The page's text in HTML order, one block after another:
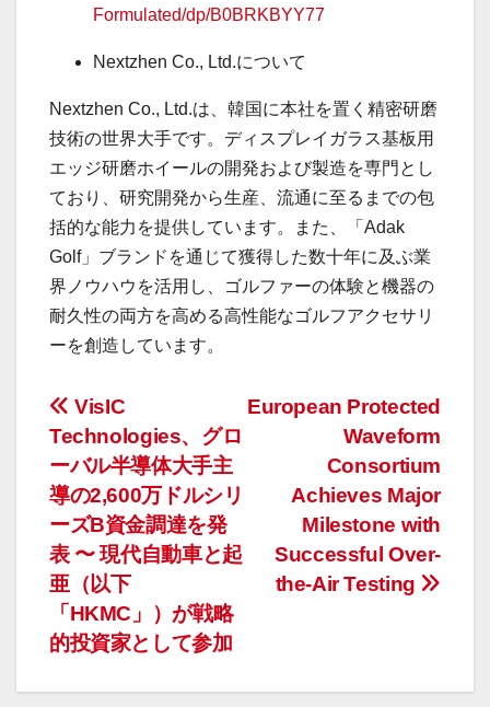
Formulated/dp/B0BRKBYY77
Nextzhen Co., Ltd.について
Nextzhen Co., Ltd.は、韓国に本社を置く精密研磨
技術の世界大手です。ディスプレイガラス基板用
エッジ研磨ホイールの開発および製造を専門とし
ており、研究開発から生産、流通に至るまでの包
括的な能力を提供しています。また、「Adak
Golf」ブランドを通じて獲得した数十年に及ぶ業
界ノウハウを活用し、ゴルファーの体験と機器の
耐久性の両方を高める高性能なゴルフアクセサリ
ーを創造しています。
投
稿
ナ
ビ
ゲ
ー
シ
European Protected
Waveform
Consortium
Achieves Major
Milestone with
Successful Over-
the-Air Testing
VisIC
Technologies、グロ
ーバル半導体大手主
導の2,600万ドルシリ
ーズB資金調達を発
表 〜 現代自動車と起
亜（以下
「HKMC」）が戦略
的投資家として参加